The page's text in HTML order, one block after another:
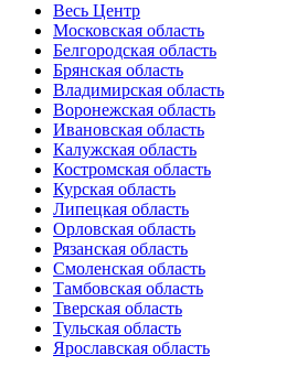
Весь Центр
Московская область
Белгородская область
Брянская область
Владимирская область
Воронежская область
Ивановская область
Калужская область
Костромская область
Курская область
Липецкая область
Орловская область
Рязанская область
Смоленская область
Тамбовская область
Тверская область
Тульская область
Ярославская область